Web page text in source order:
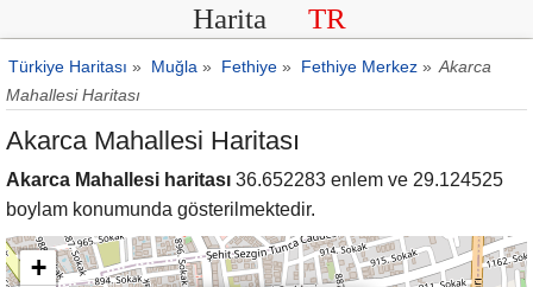
Harita TR
Türkiye Haritası » Muğla » Fethiye » Fethiye Merkez » Akarca
Mahallesi Haritası
Akarca Mahallesi Haritası
Akarca Mahallesi haritası 36.652283 enlem ve 29.124525
boylam konumunda gösterilmektedir.
+